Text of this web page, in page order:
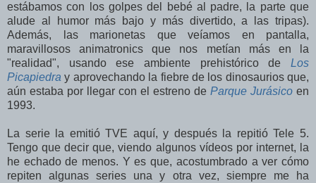
estábamos con los golpes del bebé al padre, la parte que
alude al humor más bajo y más divertido, a las tripas).
Además, las marionetas que veíamos en pantalla,
maravillosos animatronics que nos metían más en la
"realidad", usando ese ambiente prehistórico de Los
Picapiedra y aprovechando la fiebre de los dinosaurios que,
aún estaba por llegar con el estreno de Parque Jurásico en
1993.
La serie la emitió TVE aquí, y después la repitió Tele 5.
Tengo que decir que, viendo algunos vídeos por internet, la
he echado de menos. Y es que, acostumbrado a ver cómo
repiten algunas series una y otra vez, siempre me ha